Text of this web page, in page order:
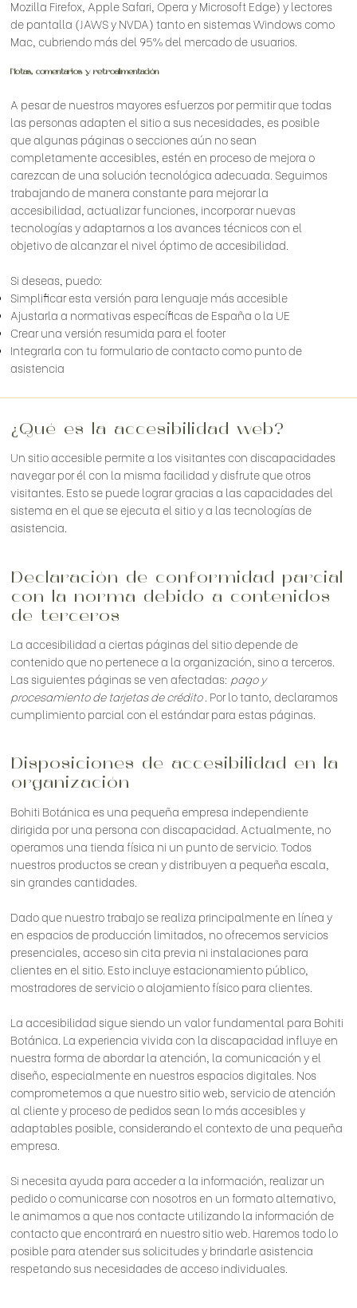
¿Qué es la accesibilidad web?
Un sitio accesible permite a los visitantes con discapacidades
navegar por él con la misma facilidad y disfrute que otros
visitantes. Esto se puede lograr gracias a las capacidades del
sistema en el que se ejecuta el sitio y a las tecnologías de
asistencia.
Mozilla Firefox, Apple Safari, Opera y Microsoft Edge) y lectores
de pantalla (JAWS y NVDA) tanto en sistemas Windows como
Mac, cubriendo más del 95% del mercado de usuarios.
Notas, comentarios y retroalimentación
A pesar de nuestros mayores esfuerzos por permitir que todas
las personas adapten el sitio a sus necesidades, es posible
que algunas páginas o secciones aún no sean
completamente accesibles, estén en proceso de mejora o
carezcan de una solución tecnológica adecuada. Seguimos
trabajando de manera constante para mejorar la
accesibilidad, actualizar funciones, incorporar nuevas
tecnologías y adaptarnos a los avances técnicos con el
objetivo de alcanzar el nivel óptimo de accesibilidad.
Si deseas, puedo:
Simplificar esta versión para lenguaje más accesible
Ajustarla a normativas específicas de España o la UE
Crear una versión resumida para el footer
Integrarla con tu formulario de contacto como punto de
asistencia
Declaración de conformidad parcial
con la norma debido a contenidos
de terceros
La accesibilidad a ciertas páginas del sitio depende de
contenido que no pertenece a la organización, sino a terceros.
Las siguientes páginas se ven afectadas: pago y
procesamiento de tarjetas de crédito. Por lo tanto, declaramos
cumplimiento parcial con el estándar para estas páginas.
Disposiciones de accesibilidad en la
organización
Bohiti Botánica es una pequeña empresa independiente
dirigida por una persona con discapacidad. Actualmente, no
operamos una tienda física ni un punto de servicio. Todos
nuestros productos se crean y distribuyen a pequeña escala,
sin grandes cantidades.
Dado que nuestro trabajo se realiza principalmente en línea y
en espacios de producción limitados, no ofrecemos servicios
presenciales, acceso sin cita previa ni instalaciones para
clientes en el sitio. Esto incluye estacionamiento público,
mostradores de servicio o alojamiento físico para clientes.
La accesibilidad sigue siendo un valor fundamental para Bohiti
Botánica. La experiencia vivida con la discapacidad influye en
nuestra forma de abordar la atención, la comunicación y el
diseño, especialmente en nuestros espacios digitales. Nos
comprometemos a que nuestro sitio web, servicio de atención
al cliente y proceso de pedidos sean lo más accesibles y
adaptables posible, considerando el contexto de una pequeña
empresa.
Si necesita ayuda para acceder a la información, realizar un
pedido o comunicarse con nosotros en un formato alternativo,
le animamos a que nos contacte utilizando la información de
contacto que encontrará en nuestro sitio web. Haremos todo lo
posible para atender sus solicitudes y brindarle asistencia
respetando sus necesidades de acceso individuales.